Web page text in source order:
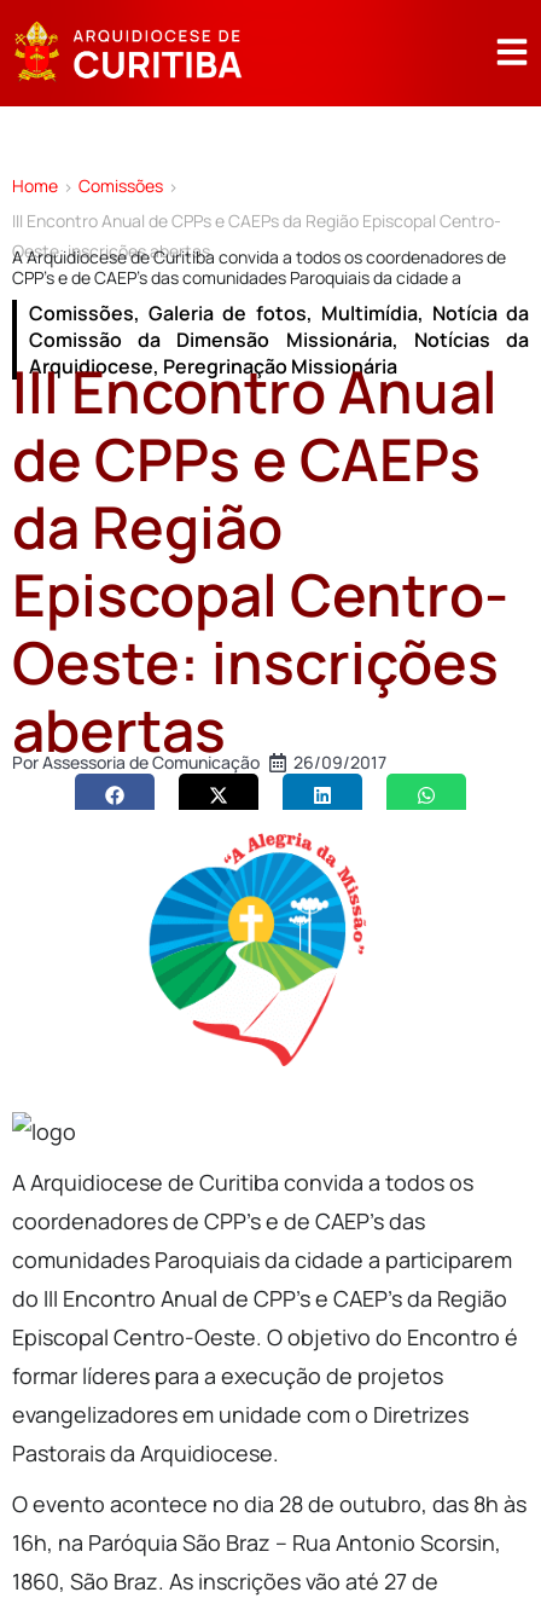
Home > Comissões >
III Encontro Anual de CPPs e CAEPs da Região Episcopal Centro-
Oeste: inscrições abertas
A Arquidiocese de Curitiba convida a todos os coordenadores de
CPP’s e de CAEP’s das comunidades Paroquiais da cidade a
Comissões,Galeria de fotos, Multimídia, Notícia da
Comissão da Dimensão Missionária, Notícias da
Arquidiocese, Peregrinação Missionária
III Encontro Anual
de CPPs e CAEPs
da Região
Episcopal Centro-
Oeste: inscrições
abertas
PorAssessoria de Comunicação 26/09/2017
A Arquidiocese de Curitiba convida a todos os
coordenadores de CPP’s e de CAEP’s das
comunidades Paroquiais da cidade a participarem
do III Encontro Anual de CPP’s e CAEP’s da Região
Episcopal Centro-Oeste. O objetivo do Encontro é
formar líderes para a execução de projetos
evangelizadores em unidade com o Diretrizes
Pastorais da Arquidiocese.
O evento acontece no dia 28 de outubro, das 8h às
16h, na Paróquia São Braz – Rua Antonio Scorsin,
1860, São Braz. As inscrições vão até 27 de